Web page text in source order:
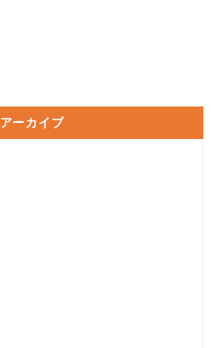
アーカイブ